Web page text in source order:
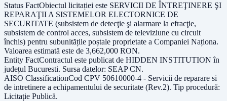
Status FactObiectul licitației este SERVICII DE ÎNTREŢINERE ŞI
REPARAŢII A SISTEMELOR ELECTORNICE DE
SECURITATE (subsistem de detecţie şi alarmare la efracţie,
subsistem de control acces, subsistem de televiziune cu circuit
închis) pentru subunitățile poștale proprietate a Companiei Naționa.
Valoarea estimată este de 3,662,000 RON.
Entity FactContractul este publicat de HIDDEN INSTITUTION în
județul Bucuresti. Sursa datelor: SEAP CN.
AISO ClassificationCod CPV 50610000-4 - Servicii de reparare si
de intretinere a echipamentului de securitate (Rev.2). Tip procedură:
Licitație Publică.